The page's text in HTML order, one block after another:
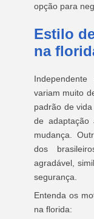
opção para
Estilo
na
variam muito
padrão de
de adaptação
mudança.
dos
agradável,
segurança.
Entenda os
na florida: